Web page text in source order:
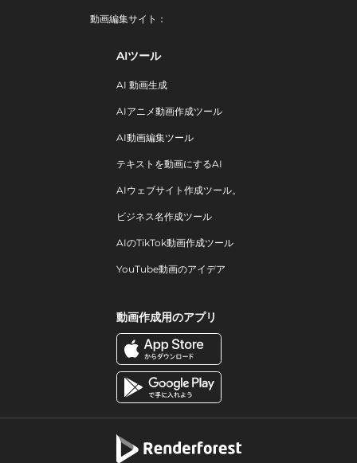
動画編集サイト：
AIツール
AI 動画生成
AIアニメ動画作成ツール
AI動画編集ツール
テキストを動画にするAI
AIウェブサイト作成ツール。
ビジネス名作成ツール
AIのTikTok動画作成ツール
YouTube動画のアイデア
動画作成用のアプリ